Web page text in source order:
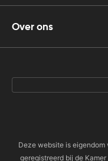
Over ons
Deze website is eigendom
geregistreerd bij de